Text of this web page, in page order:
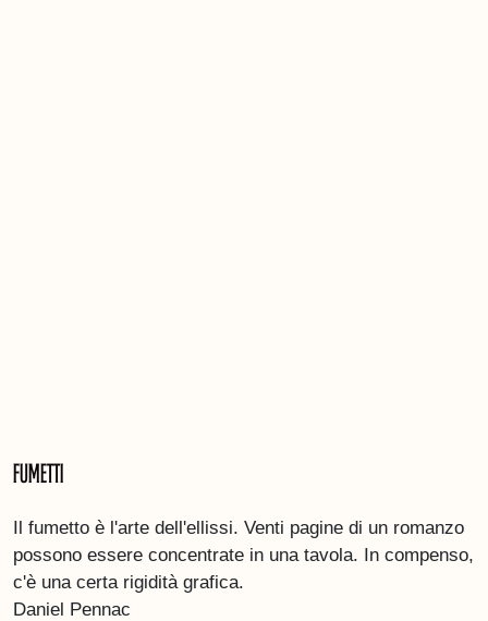
Fumetti
Il fumetto è l'arte dell'ellissi. Venti pagine di un romanzo
possono essere concentrate in una tavola. In compenso,
c'è una certa rigidità grafica.
Daniel Pennac